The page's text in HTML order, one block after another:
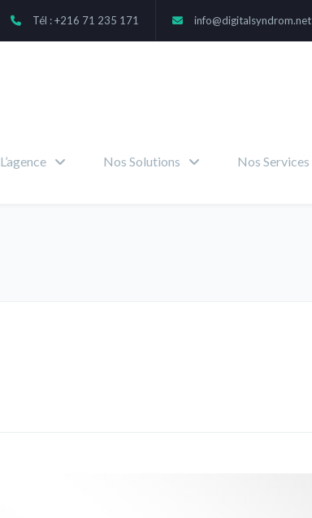
Tél : +216 71 235 171 info@digitalsyndrom.net
L’agence Nos Solutions Nos Services